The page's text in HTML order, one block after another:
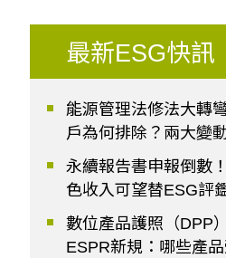
最新ESG快訊
能源管理法修法大轉
戶為何排除？兩大變
永續報告書申報倒數
色收入可望替ESG評
數位產品護照（DPP
ESPR新規：哪些產